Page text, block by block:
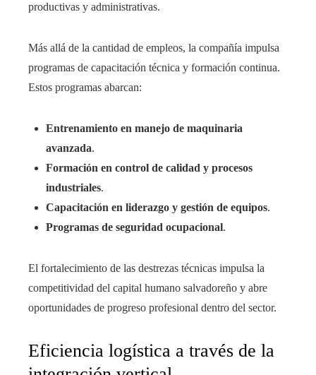
productivas y administrativas.
Más allá de la cantidad de empleos, la compañía impulsa
programas de capacitación técnica y formación continua.
Estos programas abarcan:
Entrenamiento en manejo de maquinaria
avanzada.
Formación en control de calidad y procesos
industriales.
Capacitación en liderazgo y gestión de equipos.
Programas de seguridad ocupacional.
El fortalecimiento de las destrezas técnicas impulsa la
competitividad del capital humano salvadoreño y abre
oportunidades de progreso profesional dentro del sector.
Eficiencia logística a través de la